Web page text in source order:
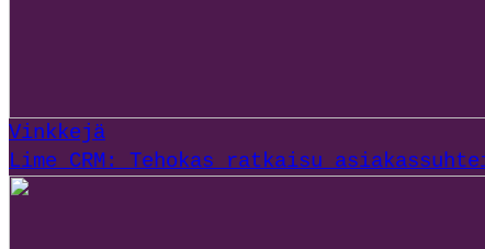
Vinkkejä
Lime CRM: Tehokas ratkaisu